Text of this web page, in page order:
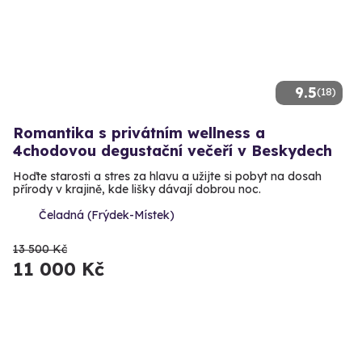
9.5(18)
Romantika s privátním wellness a
4chodovou degustační večeří v Beskydech
Hoďte starosti a stres za hlavu a užijte si pobyt na dosah
přírody v krajině, kde lišky dávají dobrou noc.
Čeladná (Frýdek-Místek)
13 500 Kč
11 000 Kč